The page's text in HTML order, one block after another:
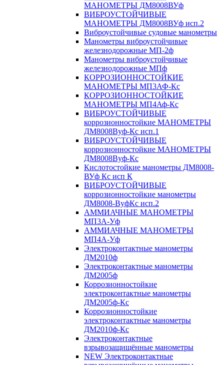
МАНОМЕТРЫ ДМ8008ВУф
ВИБРОУСТОЙЧИВЫЕ
МАНОМЕТРЫ ДМ8008ВУф исп.2
Виброустойчивые судовые манометры
Манометры виброустойчивые
железнодорожные МП-2ф
Манометры виброустойчивые
железнодорожные МПф
КОРРОЗИОННОСТОЙКИЕ
МАНОМЕТРЫ МП3АФ-Кс
КОРРОЗИОННОСТОЙКИЕ
МАНОМЕТРЫ МП4Аф-Кс
ВИБРОУСТОЙЧИВЫЕ
коррозионностойкие МАНОМЕТРЫ
ДМ8008Вуф-Кс исп.1
ВИБРОУСТОЙЧИВЫЕ
коррозионностойкие МАНОМЕТРЫ
ДМ8008Вуф-Кс
Кислотостойкие манометры ДМ8008-
ВУф Кс исп К
ВИБРОУСТОЙЧИВЫЕ
коррозионностойкие манометры
ДМ8008-ВуфКс исп.2
АММИАЧНЫЕ МАНОМЕТРЫ
МП3А-Уф
АММИАЧНЫЕ МАНОМЕТРЫ
МП4А-Уф
Электроконтактные манометры
ДМ2010ф
Электроконтактные манометры
ДМ2005ф
Коррозионностойкие
электроконтактные манометры
ДМ2005ф-Кс
Коррозионностойкие
электроконтактные манометры
ДМ2010ф-Кс
Электроконтактные
взрывозащищённые манометры
NEW Электроконтактные